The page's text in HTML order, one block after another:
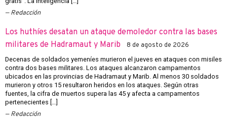
Redacción
Los huthíes desatan un ataque demoledor contra las bases
militares de Hadramaut y Marib
8 de agosto de 2026
Decenas de soldados yemeníes murieron el jueves en ataques con misiles
contra dos bases militares. Los ataques alcanzaron campamentos
ubicados en las provincias de Hadramaut y Marib. Al menos 30 soldados
murieron y otros 15 resultaron heridos en los ataques. Según otras
fuentes, la cifra de muertos supera las 45 y afecta a campamentos
pertenecientes […]
Redacción